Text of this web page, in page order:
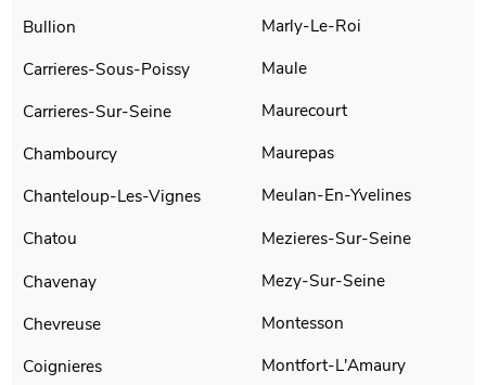
Bullion
Carrieres-Sous-Poissy
Carrieres-Sur-Seine
Chambourcy
Chanteloup-Les-Vignes
Chatou
Chavenay
Chevreuse
Coignieres
Marly-Le-Roi
Maule
Maurecourt
Maurepas
Meulan-En-Yvelines
Mezieres-Sur-Seine
Mezy-Sur-Seine
Montesson
Montfort-L'Amaury